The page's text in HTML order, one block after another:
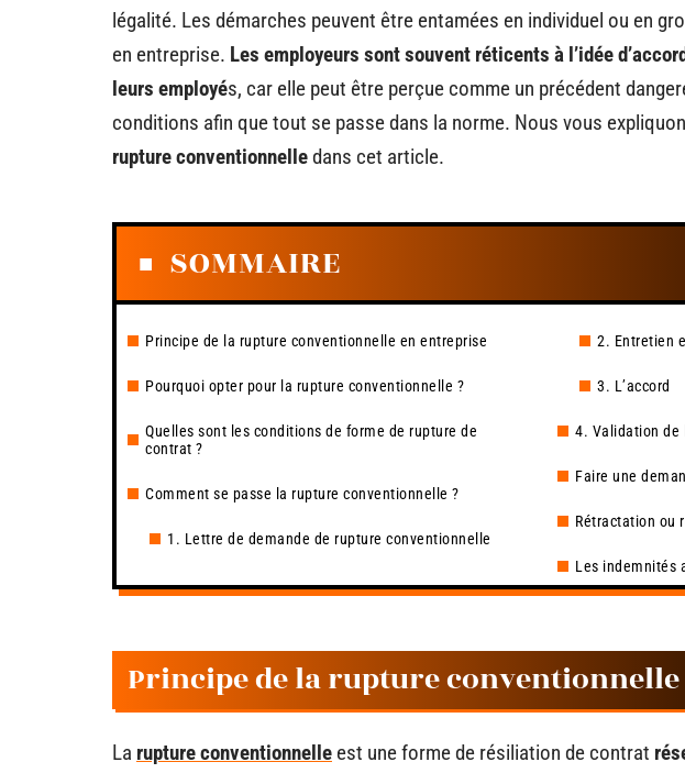
légalité. Les démarches peuvent être entamées en individuel ou en
en entreprise. Les employeurs sont souvent réticents à l’idée
leurs employés, car elle peut être perçue comme un précédent
conditions afin que tout se passe dans la norme. Nous vous
rupture conventionnelledans cet article.
SOMMAIRE
Principe de la rupture conventionnelle en entreprise
Pourquoi opter pour la rupture conventionnelle ?
Quelles sont les conditions de forme de rupture de
contrat ?
Comment se passe la rupture conventionnelle ?
1. Lettre de demande de rupture conventionnelle
2. Entretien
3. L’accord
4. Validation de
Faire une
Rétractation ou
Les indemnités
Principe de la rupture
La rupture conventionnelle est une forme de résiliation de contrat